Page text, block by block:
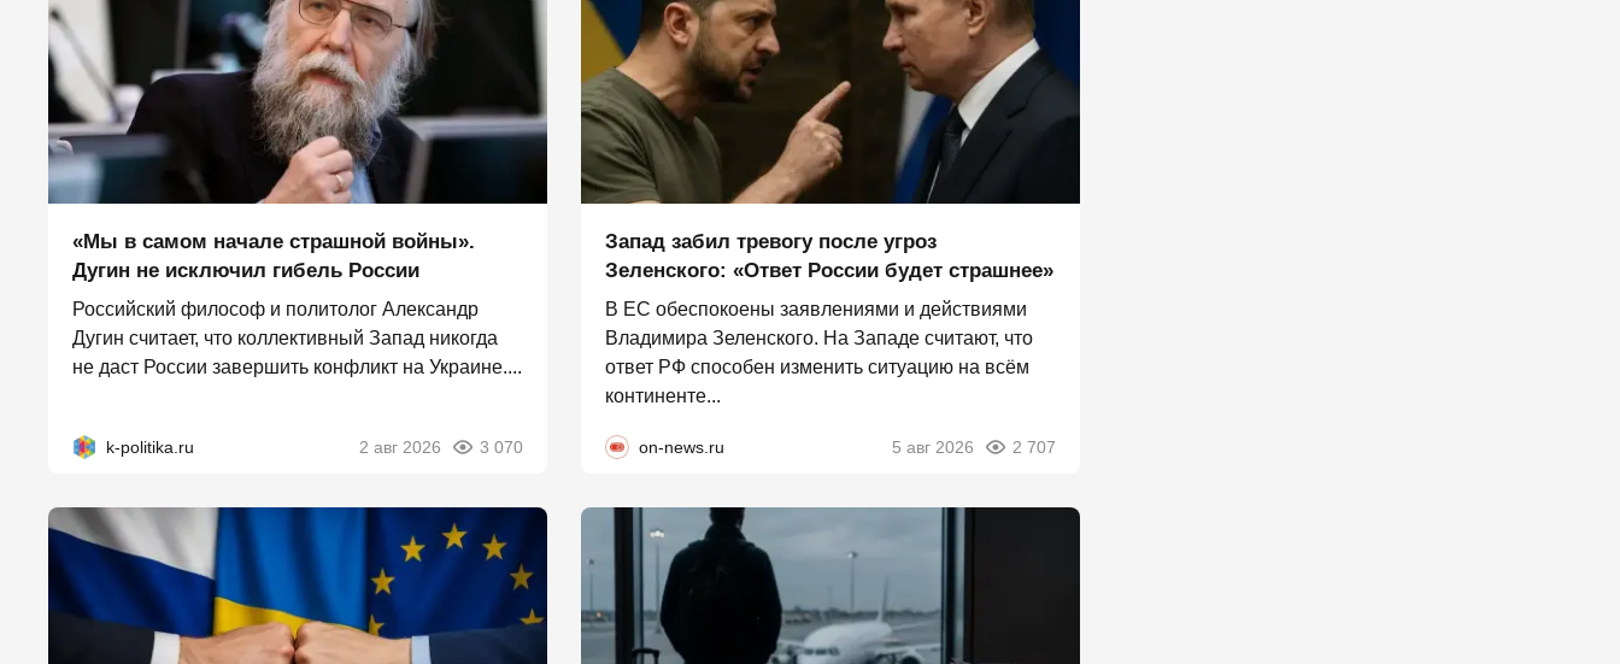
«Мы в самом начале страшной войны».
Дугин не исключил гибель России
Российский философ и политолог Александр
Дугин считает, что коллективный Запад никогда
не даст России завершить конфликт на Украине....
k-politika.ru 2 авг 2026 3 070
Запад забил тревогу после угроз
Зеленского: «Ответ России будет страшнее»
В ЕС обеспокоены заявлениями и действиями
Владимира Зеленского. На Западе считают, что
ответ РФ способен изменить ситуацию на всём
континенте...
on-news.ru 5 авг 2026 2 707